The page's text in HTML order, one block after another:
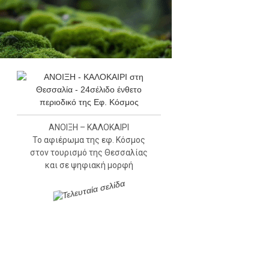
ΑΝΟΙΞΗ – ΚΑΛΟΚΑΙΡΙ
Το αφιέρωμα της εφ. Κόσμος
στον τουρισμό της Θεσσαλίας
και σε ψηφιακή μορφή